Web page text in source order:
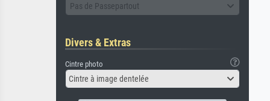
Pas de Passepartout
Divers & Extras
Cintre photo
Cintre à image dentelée